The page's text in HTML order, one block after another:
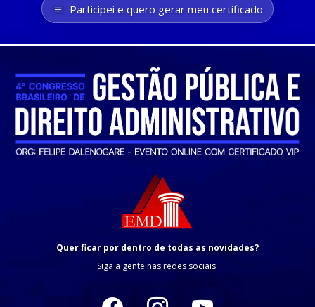
Participei e quero gerar meu certificado
Quer ficar por dentro de todas as novidades?
Siga a gente nas redes sociais: